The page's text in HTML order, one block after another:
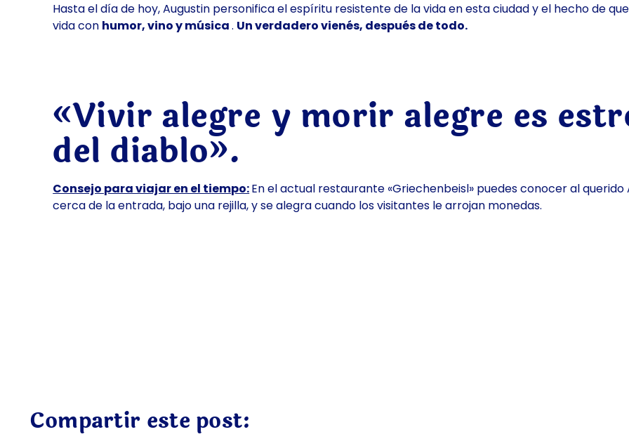
Hasta el día de hoy, Augustin personifica el espíritu resistente de la vida en esta ciudad y el hecho de
vida con humor, vino y música. Un verdadero vienés, después de todo.
«Vivir alegre y morir alegre es
del diablo».
Consejo para viajar en el tiempo:En el actual restaurante «Griechenbeisl» puedes conocer al
cerca de la entrada, bajo una rejilla, y se alegra cuando los visitantes le arrojan monedas.
Compartir este post: